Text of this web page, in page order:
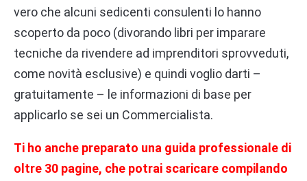
vero che alcuni sedicenti consulenti lo hanno
scoperto da poco (divorando libri per imparare
tecniche da rivendere ad imprenditori sprovveduti,
come novità esclusive) e quindi voglio darti –
gratuitamente – le informazioni di base per
applicarlo se sei un Commercialista.
Ti ho anche preparato una guida professionale di
oltre 30 pagine, che potrai scaricare compilando